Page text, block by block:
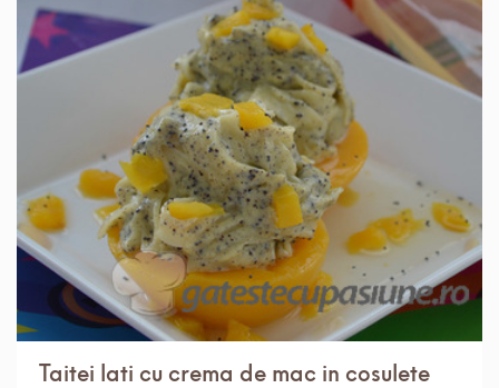
MEDIU
Taitei lati cu crema de mac in cosulete